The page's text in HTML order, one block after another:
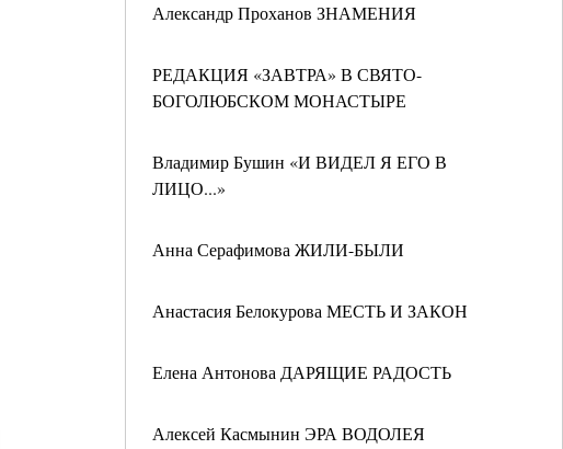
Александр Проханов ЗНАМЕНИЯ
РЕДАКЦИЯ «ЗАВТРА» В СВЯТО-
БОГОЛЮБСКОМ МОНАСТЫРЕ
Владимир Бушин «И ВИДЕЛ Я ЕГО В
ЛИЦО...»
Анна Серафимова ЖИЛИ-БЫЛИ
Анастасия Белокурова МЕСТЬ И ЗАКОН
Елена Антонова ДАРЯЩИЕ РАДОСТЬ
Алексей Касмынин ЭРА ВОДОЛЕЯ